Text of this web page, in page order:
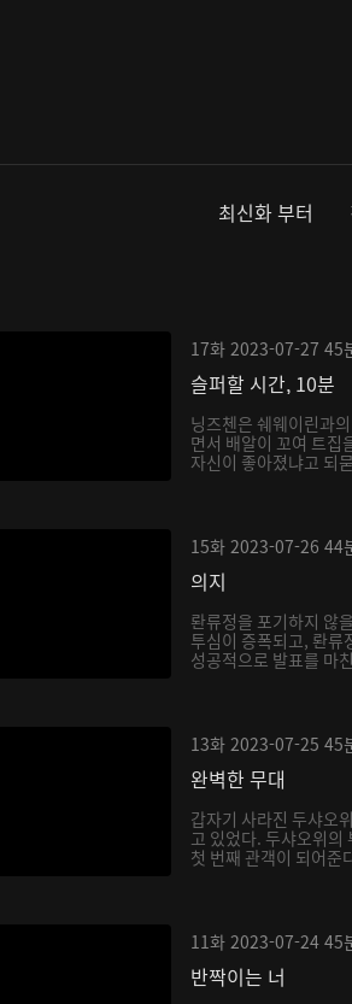
최신화 부터
17화 2023-07-27 45
슬퍼할 시간, 10분
닝즈첸은 쉐웨이린과
면서 배알이 꼬여 트집
자신이 좋아졌냐고 되
15화 2023-07-26 44
의지
롼류정을 포기하지 않
투심이 증폭되고, 롼류
성공적으로 발표를 마
13화 2023-07-25 45
완벽한 무대
갑자기 사라진 두샤오
고 있었다. 두샤오위의
첫 번째 관객이 되어준
11화 2023-07-24 45
반짝이는 너